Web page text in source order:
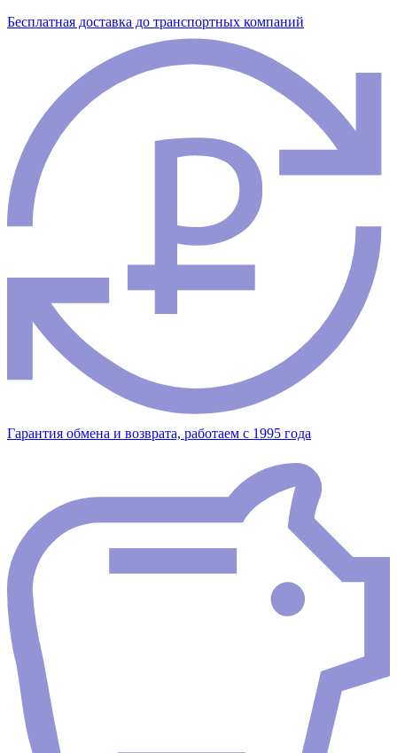
Бесплатная доставка до транспортных компаний
Гарантия обмена и возврата, работаем с 1995 года